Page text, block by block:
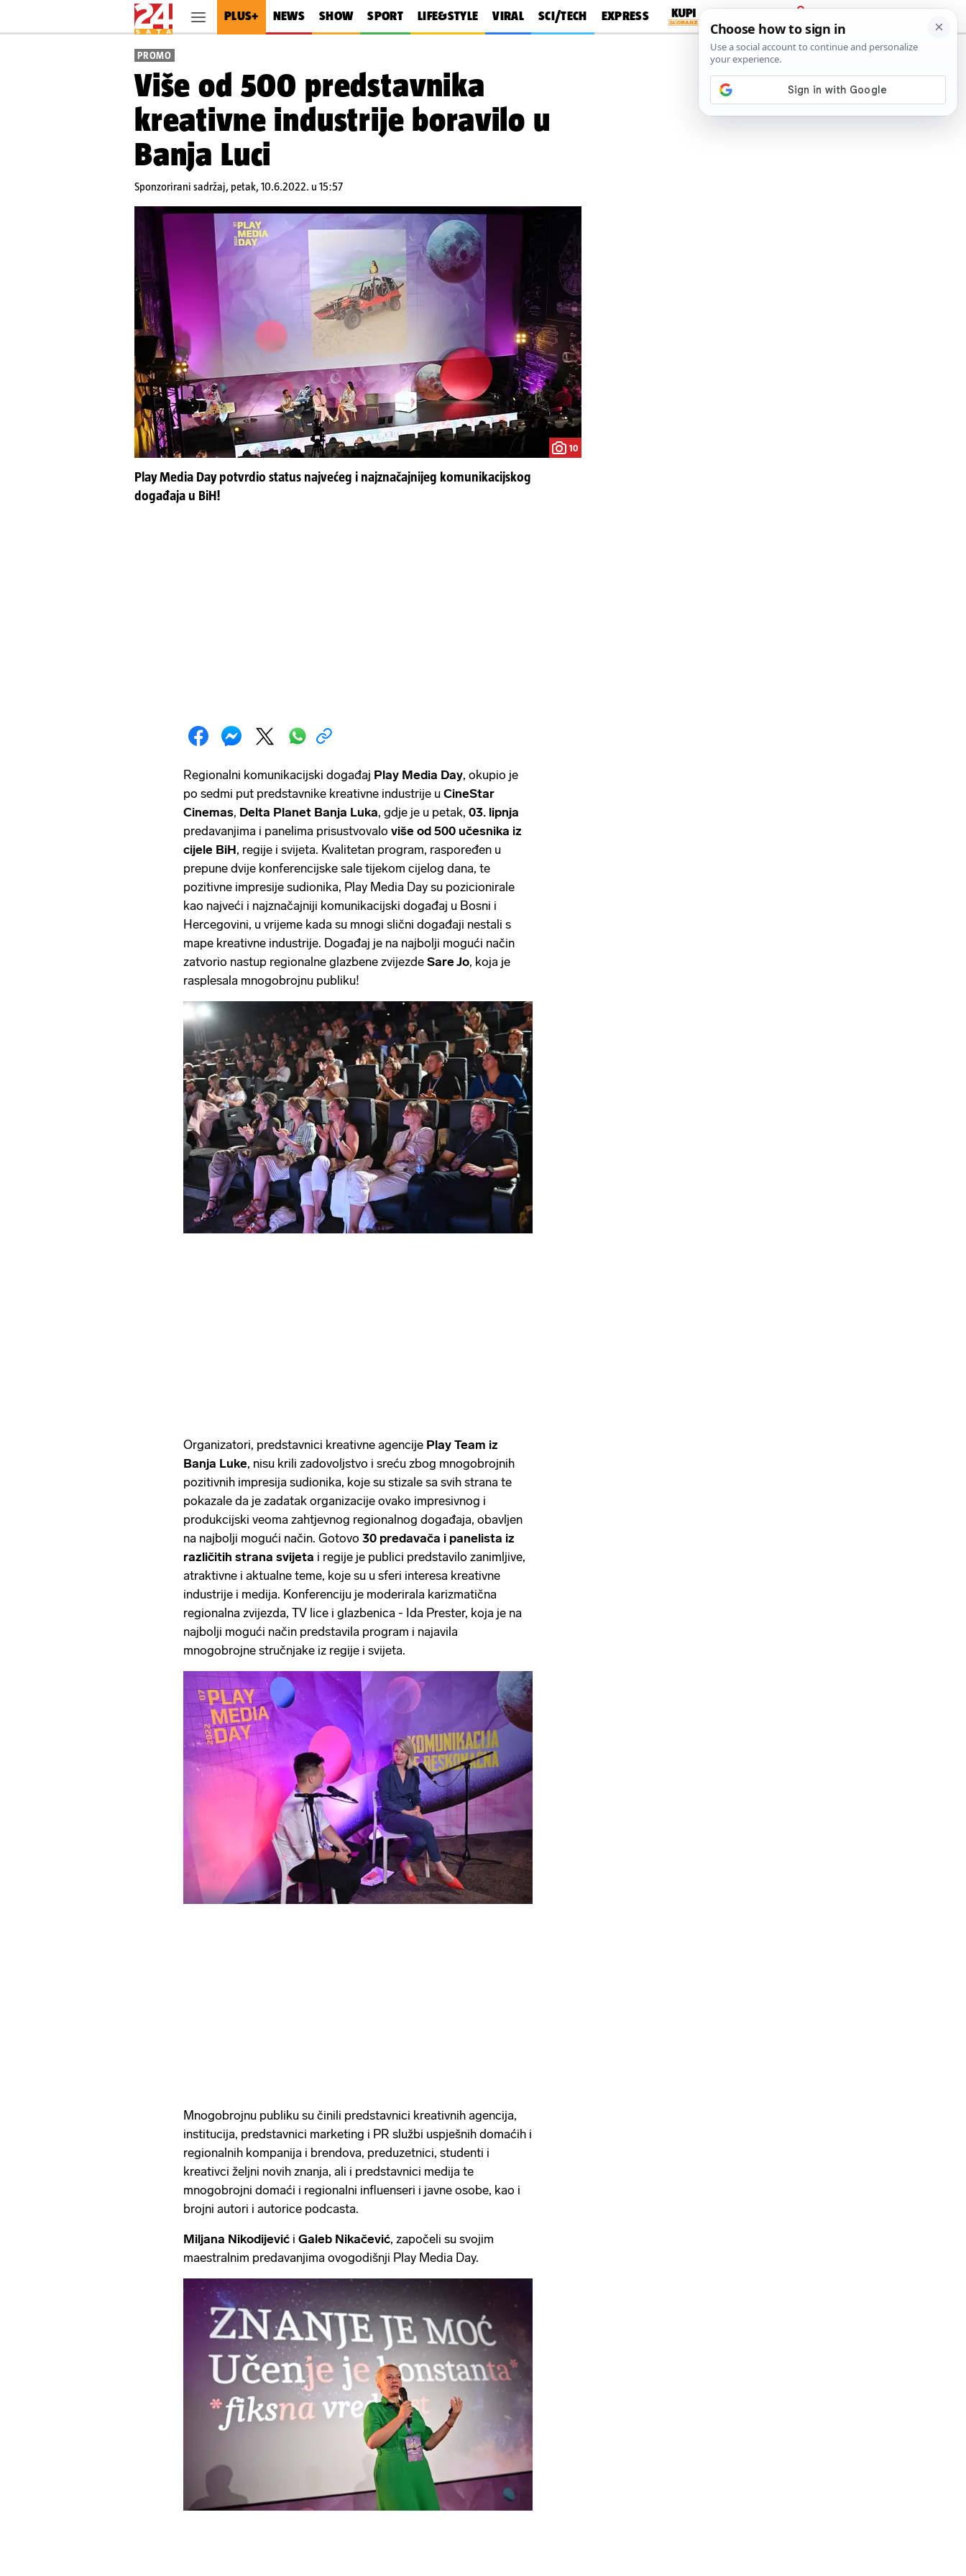
PLUS+ NEWS SHOW SPORT LIFE&STYLE VIRAL SCI/TECH EXPRESS
PRIJAVA
PROMO
Više od 500 predstavnika
kreativne industrije boravilo u
Banja Luci
Sponzorirani sadržaj, petak, 10.6.2022. u 15:57
10
Play Media Day potvrdio status najvećeg i najznačajnijeg komunikacijskog
događaja u BiH!
Regionalni komunikacijski događaj Play Media Day, okupio je
po sedmi put predstavnike kreativne industrije u CineStar
Cinemas, Delta Planet Banja Luka, gdje je u petak, 03. lipnja
predavanjima i panelima prisustvovalo više od 500 učesnika iz
cijele BiH, regije i svijeta. Kvalitetan program, raspoređen u
prepune dvije konferencijske sale tijekom cijelog dana, te
pozitivne impresije sudionika, Play Media Day su pozicionirale
kao najveći i najznačajniji komunikacijski događaj u Bosni i
Hercegovini, u vrijeme kada su mnogi slični događaji nestali s
mape kreativne industrije. Događaj je na najbolji mogući način
zatvorio nastup regionalne glazbene zvijezde Sare Jo, koja je
rasplesala mnogobrojnu publiku!
Organizatori, predstavnici kreativne agencije Play Team iz
Banja Luke, nisu krili zadovoljstvo i sreću zbog mnogobrojnih
pozitivnih impresija sudionika, koje su stizale sa svih strana te
pokazale da je zadatak organizacije ovako impresivnog i
produkcijski veoma zahtjevnog regionalnog događaja, obavljen
na najbolji mogući način. Gotovo 30 predavača i panelista iz
različitih strana svijeta i regije je publici predstavilo zanimljive,
atraktivne i aktualne teme, koje su u sferi interesa kreativne
industrije i medija. Konferenciju je moderirala karizmatična
regionalna zvijezda, TV lice i glazbenica - Ida Prester, koja je na
najbolji mogući način predstavila program i najavila
mnogobrojne stručnjake iz regije i svijeta.
Mnogobrojnu publiku su činili predstavnici kreativnih agencija,
institucija, predstavnici marketing i PR službi uspješnih domaćih i
regionalnih kompanija i brendova, preduzetnici, studenti i
kreativci željni novih znanja, ali i predstavnici medija te
mnogobrojni domaći i regionalni influenseri i javne osobe, kao i
brojni autori i autorice podcasta.
Miljana Nikodijević i Galeb Nikačević, započeli su svojim
maestralnim predavanjima ovogodišnji Play Media Day.